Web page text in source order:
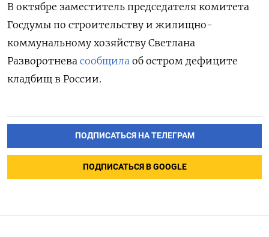
В октябре заместитель председателя комитета
Госдумы по строительству и жилищно-
коммунальному хозяйству Светлана
Разворотнева сообщила об остром дефиците
кладбищ в России.
ПОДПИСАТЬСЯ НА ТЕЛЕГРАМ
ПОДПИСАТЬСЯ В GOOGLE